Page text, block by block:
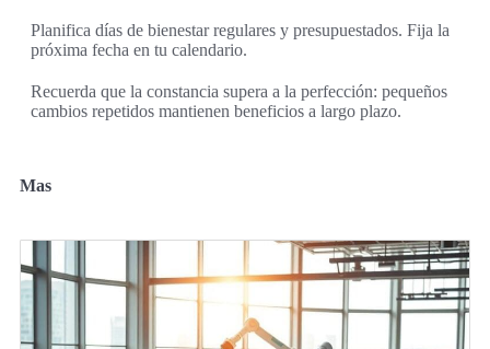
Planifica días de bienestar regulares y presupuestados. Fija la
próxima fecha en tu calendario.
Recuerda que la constancia supera a la perfección: pequeños
cambios repetidos mantienen beneficios a largo plazo.
Mas